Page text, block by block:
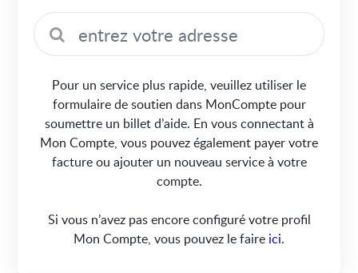
Pour un service plus rapide, veuillez utiliser le
formulaire de soutien dans MonCompte pour
soumettre un billet d’aide. En vous connectant à
Mon Compte, vous pouvez également payer votre
facture ou ajouter un nouveau service à votre
compte.
Si vous n’avez pas encore configuré votre profil
Mon Compte, vous pouvez le faire ici.